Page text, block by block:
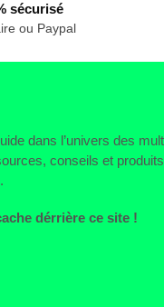
sécurisé
ou Paypal
dans l’univers des
conseils et
dérrière ce site !